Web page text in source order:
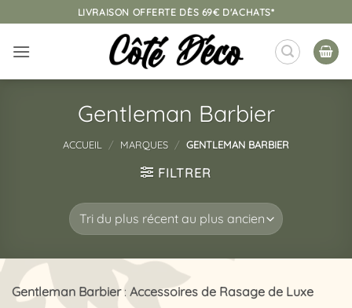
au
contenu
LIVRAISON OFFERTE DÈS 69€ D'ACHATS*
Gentleman Barbier
ACCUEIL / MARQUES / GENTLEMAN BARBIER
FILTRER
Gentleman Barbier: Accessoires de Rasage de Luxe